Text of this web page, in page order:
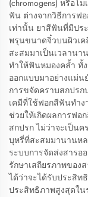
(chromogens) หรือโ
ฟัน ต่างจากวิธีการฟ
เท่านั้น ยาสีฟันที่มีปร
พรุนขนาดจิ๋วบนผิวเค
สะสมมาเป็นเวลานา
ทำให้ฟันหมองคล้ำ ทั้
ออกแบบมาอย่างแม่
การขจัดคราบสกปร
เคมีที่ใช้ฟอกสีฟันทำ
ช่วยให้เกิดผลการฟอ
สกปรก ไม่ว่าจะเป็น
บุหรี่ที่สะสมมานานหล
ระบบการจัดส่งสาร
รักษาเสถียรภาพของ
ได้ว่าจะได้รับประสิ
ประสิทธิภาพสูงสุดใน